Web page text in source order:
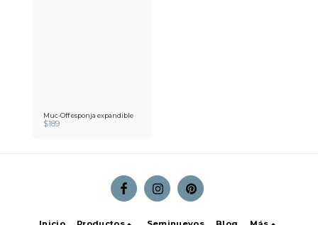
Muc-Off esponja expandible
$189